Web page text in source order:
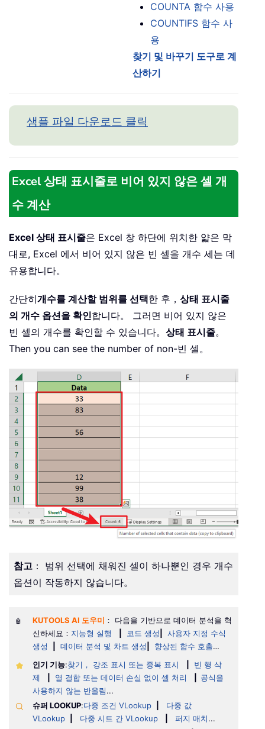
COUNTA 함수 사용
COUNTIFS 함수 사
용
찾기 및 바꾸기 도구로 계
산하기
샘플 파일 다운로드 클릭
Excel 상태 표시줄로 비어 있지 않은 셀 개
수 계산
Excel 상태 표시줄은 Excel 창 하단에 위치한 얇은 막
대로, Excel 에서 비어 있지 않은 빈 셀을 개수 세는 데
유용합니다。
간단히개수를 계산할 범위를 선택한 후， 상태 표시줄
의 개수 옵션을 확인합니다。 그러면 비어 있지 않은
빈 셀의 개수를 확인할 수 있습니다。 상태 표시줄。
Then you can see the number of non-빈 셀。
참고 ： 범위 선택에 채워진 셀이 하나뿐인 경우 개수
옵션이 작동하지 않습니다。
🤖 KUTOOLS AI 도우미 ： 다음을 기반으로 데이터 분석을 혁
신하세요： 지능형 실행 코드 생성
사용자 지정 수식
생성
데이터 분석 및 차트 생성 향상된 함수 호출…
인기 기능:찾기， 강조 표시 또는 중복 표시
빈 행 삭
제
열 결합 또는 데이터 손실 없이 셀 처리
공식을
사용하지 않는 반올림...
슈퍼 LOOKUP:다중 조건 VLookup
다중 값
VLookup
다중 시트 간 VLookup 퍼지 매치...